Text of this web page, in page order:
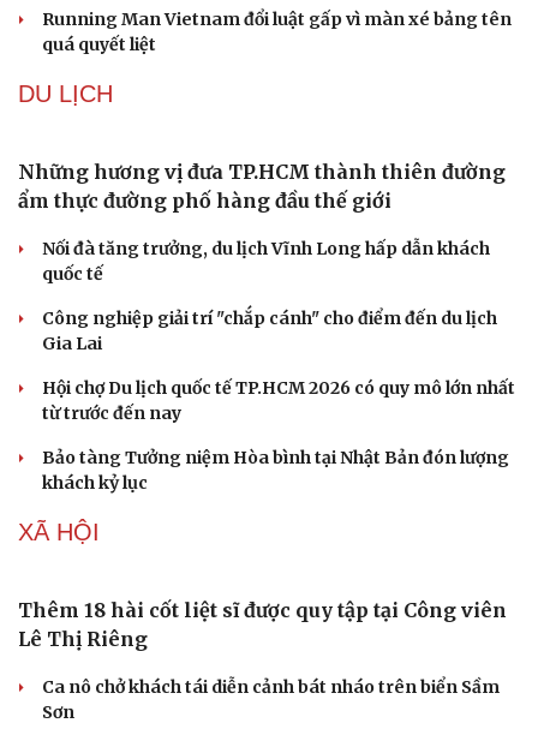
Văn hóa
Văn học
Âm nhạc
Di sản
Thời trang
bà xã
an toàn ballad
năm BLACKPINK
The Odyssey vượt 1 tỷ USD, Christopher Nolan tái lập kỳ
Running Man Vietnam đổi luật gấp vì màn xé bảng tên
DU LỊCH
Những hương vị đưa TP.HCM thành thiên đường
ẩm thực đường phố hàng đầu thế giới
quốc tế
Gia Lai
Hội chợ Du lịch quốc tế TP.HCM 2026 có quy mô lớn nhất
Bảo tàng Tưởng niệm Hòa bình tại Nhật Bản đón lượng